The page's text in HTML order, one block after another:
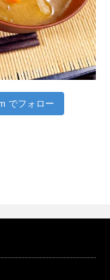
でフォロー